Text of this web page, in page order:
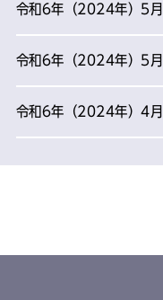
令和6年（2024年）5
令和6年（2024年）5
令和6年（2024年）4